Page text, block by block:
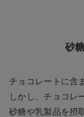
砂
チョコレートに含
しかし、チョコレ
砂糖や乳製品を摂